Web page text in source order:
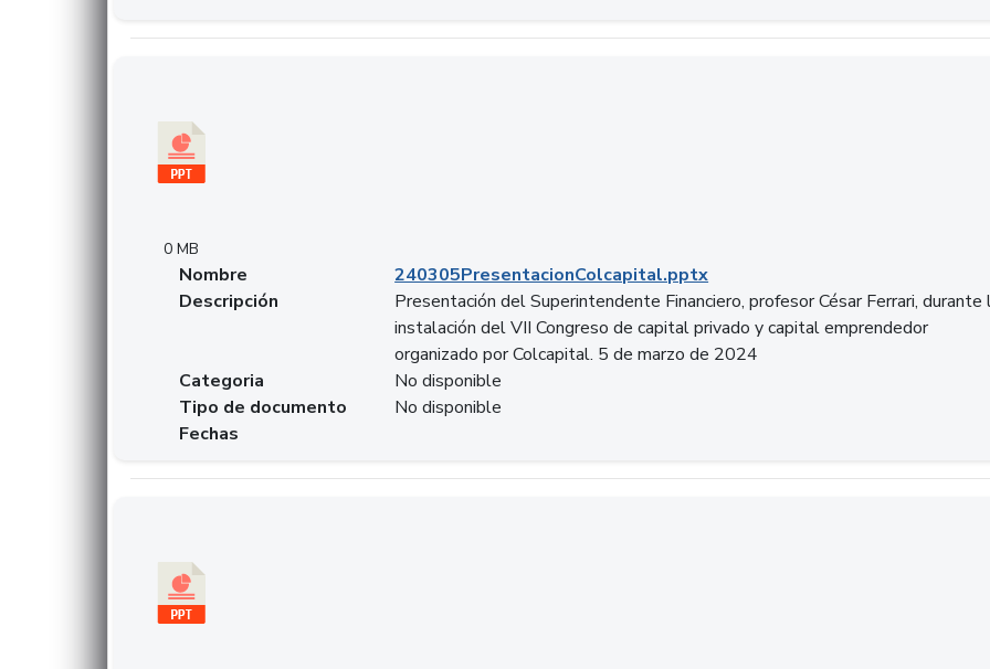
0 MB
Nombre
240305PresentacionColcapital.pptx
Descripción
Presentación del Superintendente Financiero, profesor César Ferrari, durante
instalación del VII Congreso de capital privado y capital emprendedor
organizado por Colcapital. 5 de marzo de 2024
Categoria
No disponible
Tipo de documento
No disponible
Fechas